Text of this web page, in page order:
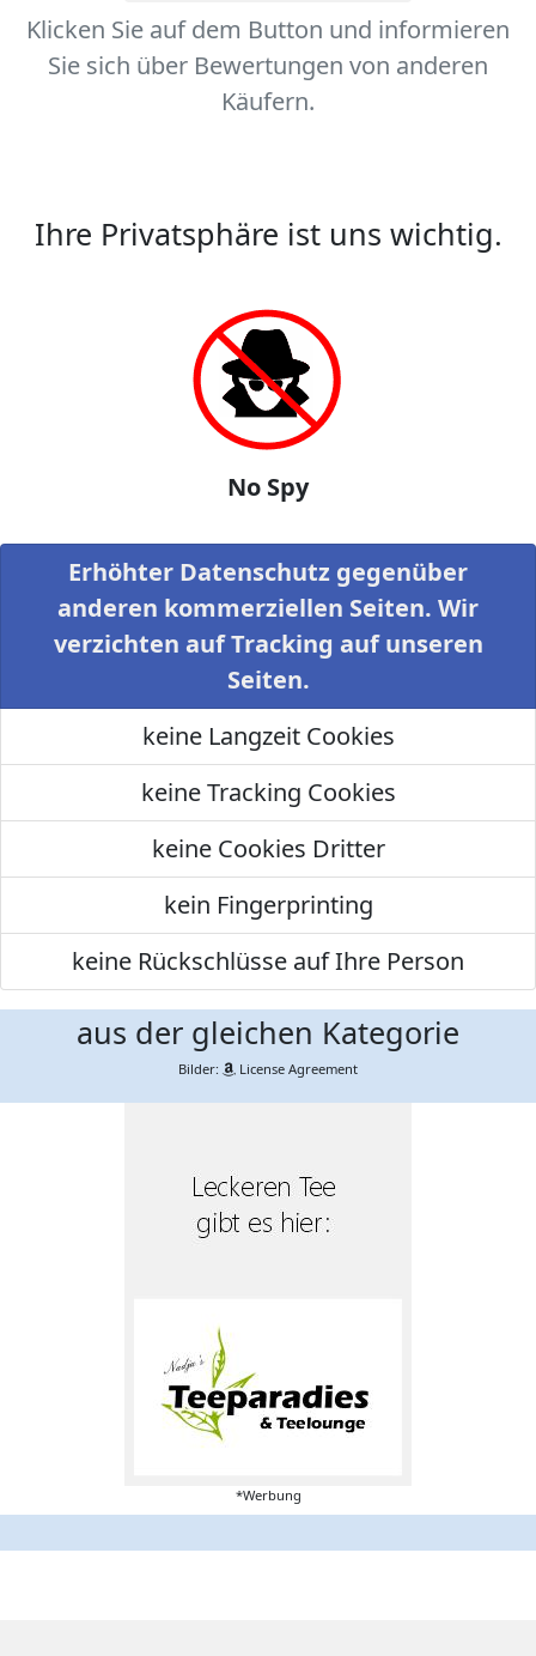
Klicken Sie auf dem Button und informieren
Sie sich über Bewertungen von anderen
Käufern.
Ihre Privatsphäre ist uns wichtig.
No Spy
Erhöhter Datenschutz gegenüber
anderen kommerziellen Seiten. Wir
verzichten auf Tracking auf unseren
Seiten.
keine Langzeit Cookies
keine Tracking Cookies
keine Cookies Dritter
kein Fingerprinting
keine Rückschlüsse auf Ihre Person
aus der gleichen Kategorie
Bilder: License Agreement
*Werbung